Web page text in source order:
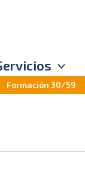
Formación 30/59